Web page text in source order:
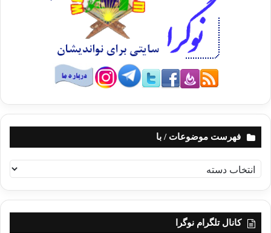
فهرست موضوعات / با
ه
ر
کانال تلگرام نوگرا